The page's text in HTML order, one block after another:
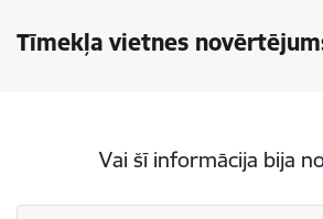
Tīmekļa vietnes
Vai šī informācija bija